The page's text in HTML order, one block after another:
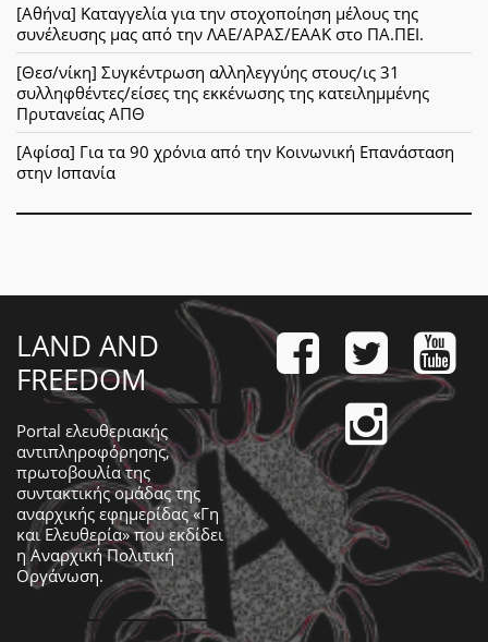
[Αθήνα] Καταγγελία για την στοχοποίηση μέλους της
συνέλευσης μας από την ΛΑΕ/ΑΡΑΣ/ΕΑΑΚ στο ΠΑ.ΠΕΙ.
[Θεσ/νίκη] Συγκέντρωση αλληλεγγύης στους/ις 31
συλληφθέντες/είσες της εκκένωσης της κατειλημμένης
Πρυτανείας ΑΠΘ
[Αφίσα] Για τα 90 χρόνια από την Κοινωνική Επανάσταση
στην Ισπανία
LAND AND
FREEDOM
Portal ελευθεριακής
αντιπληροφόρησης,
πρωτοβουλία της
συντακτικής ομάδας της
αναρχικής εφημερίδας «Γη
και Ελευθερία» που εκδίδει
ηΑναρχική Πολιτική
Οργάνωση.